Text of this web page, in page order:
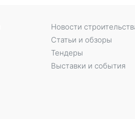
Новости
Статьи и обзоры
Тендеры
Выставки и события